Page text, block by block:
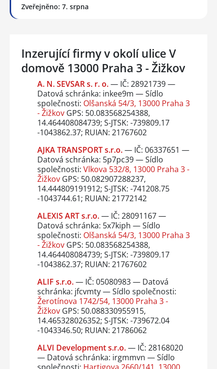
Zveřejněno: 7. srpna
Inzerující firmy v okolí ulice V
domově 13000 Praha 3 - Žižkov
A. N. SEVSAR s. r. o.— IČ: 28921739 —
Datová schránka: inkee9m — Sídlo
společnosti: Olšanská 54/3, 13000 Praha 3
- ŽižkovGPS: 50.083568254388,
14.464408084739; S-JTSK: -739809.17
-1043862.37; RUIAN: 21767602
AJKA TRANSPORT s.r.o.— IČ: 06337651 —
Datová schránka: 5p7pc39 — Sídlo
společnosti: Vlkova 532/8, 13000 Praha 3 -
ŽižkovGPS: 50.082907288237,
14.444809191912; S-JTSK: -741208.75
-1043744.61; RUIAN: 21772142
ALEXIS ART s.r.o.— IČ: 28091167 —
Datová schránka: 5x7kiph — Sídlo
společnosti: Olšanská 54/3, 13000 Praha 3
- ŽižkovGPS: 50.083568254388,
14.464408084739; S-JTSK: -739809.17
-1043862.37; RUIAN: 21767602
ALIF s.r.o.— IČ: 05080983 — Datová
schránka: jfcvmty — Sídlo společnosti:
Žerotínova 1742/54, 13000 Praha 3 -
ŽižkovGPS: 50.088330955915,
14.465328026352; S-JTSK: -739672.04
-1043346.50; RUIAN: 21786062
ALVI Development s.r.o.— IČ: 28168020
— Datová schránka: irgmmvn — Sídlo